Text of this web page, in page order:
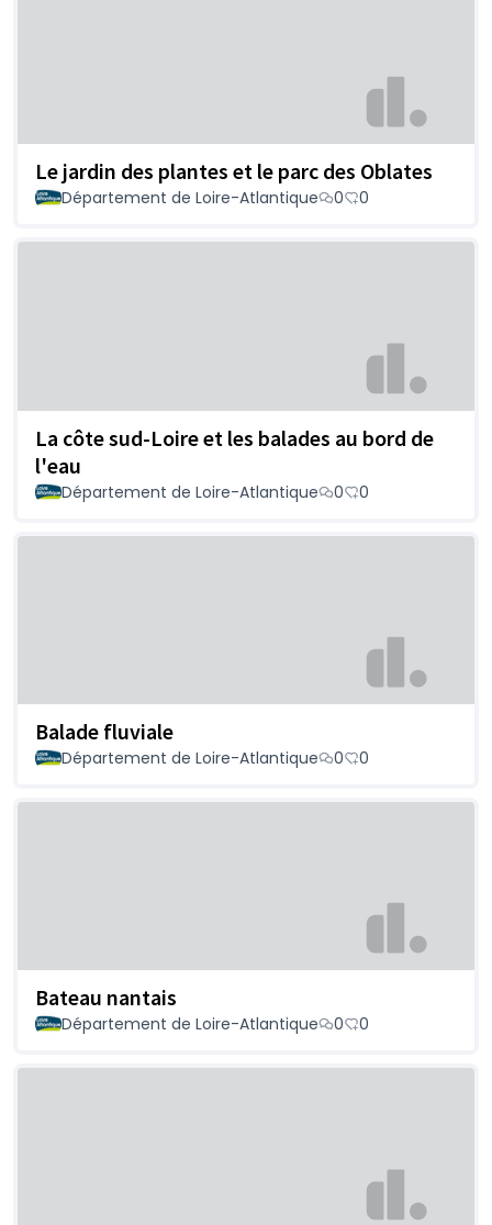
Le jardin des plantes et le parc des Oblates
Département de Loire-Atlantique 0 0
La côte sud-Loire et les balades au bord de
l'eau
Département de Loire-Atlantique 0 0
Balade fluviale
Département de Loire-Atlantique 0 0
Bateau nantais
Département de Loire-Atlantique 0 0